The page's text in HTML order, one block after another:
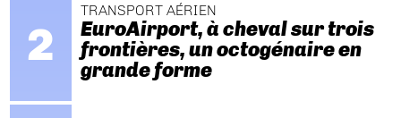
TRANSPORT AÉRIEN
EuroAirport, à cheval sur trois
frontières, un octogénaire en
grande forme